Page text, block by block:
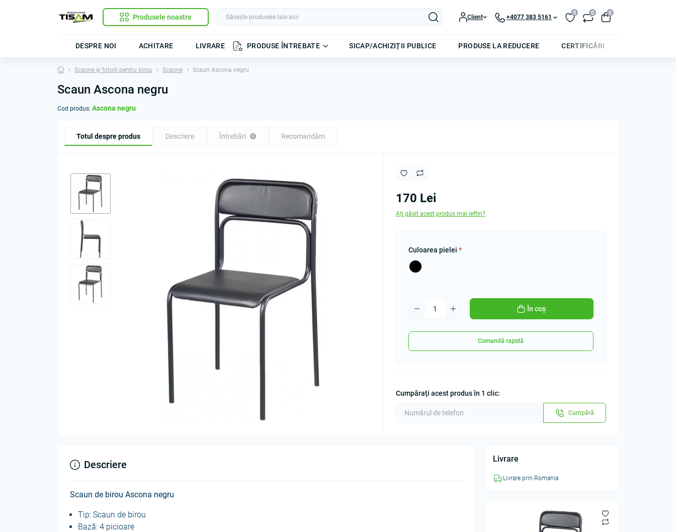
Produsele noastre Client +4077 383 5161
0 0 0
DESPRE NOI ACHITARE LIVRARE PRODUSE ÎNTREBATE SICAP/ACHIZIȚII PUBLICE PRODUSE LA REDUCERE CERTIFICĂRI
Scaune și fotolii pentru birou Scaune Scaun Ascona negru
Scaun Ascona negru
Cod produs: Ascona negru
Totul despre produs Descriere Întrebări 0 Recomandăm
170 Lei
Ați găsit acest produs mai ieftin?
Culoarea pielei *
În coș
Comandă rapidă
Cumpărați acest produs în 1 clic:
Cumpără
Livrare
Livrare prin Romania
Descriere
Scaun de birou Ascona negru
Tip: Scaun de birou
Bază: 4 picioare